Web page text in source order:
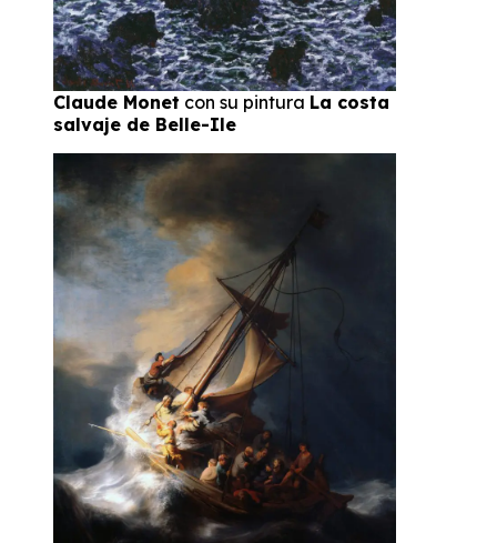
Claude Monet con su pintura La costa
salvaje de Belle-Ile